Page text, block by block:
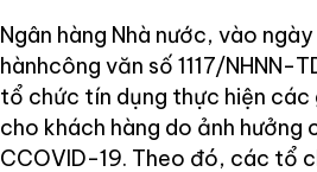
Ngân hàng Nhà nước, vào
hànhcông văn số 1117/NHNN-
tổ chức tín dụng thực hiện các
cho khách hàng do ảnh hưởng
CCOVID-19. Theo đó, các tổ